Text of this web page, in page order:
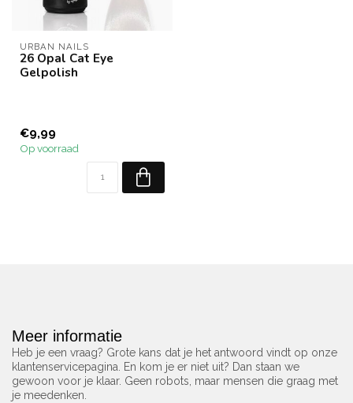
URBAN NAILS
26 Opal Cat Eye
Gelpolish
€9,99
Op voorraad
Meer informatie
Heb je een vraag? Grote kans dat je het antwoord vindt op onze
klantenservicepagina. En kom je er niet uit? Dan staan we
gewoon voor je klaar. Geen robots, maar mensen die graag met
je meedenken.